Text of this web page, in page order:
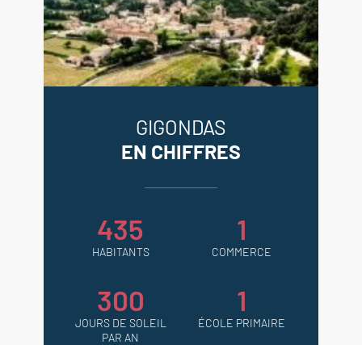
GIGONDAS
EN CHIFFRES
435
HABITANTS
1
COMMERCE
300
JOURS DE SOLEIL
PAR AN
1
ÉCOLE PRIMAIRE